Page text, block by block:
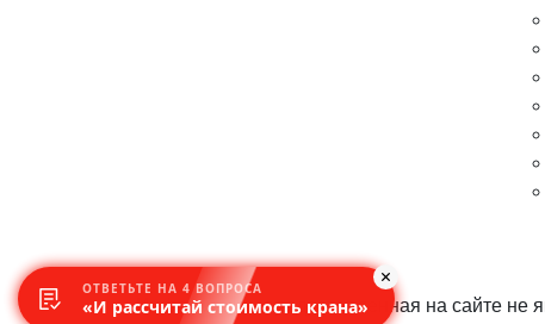
Информация, предоставленная на сайте не
ОТВЕТЬТЕ НА 4 ВОПРОСА
«И рассчитай стоимость крана»